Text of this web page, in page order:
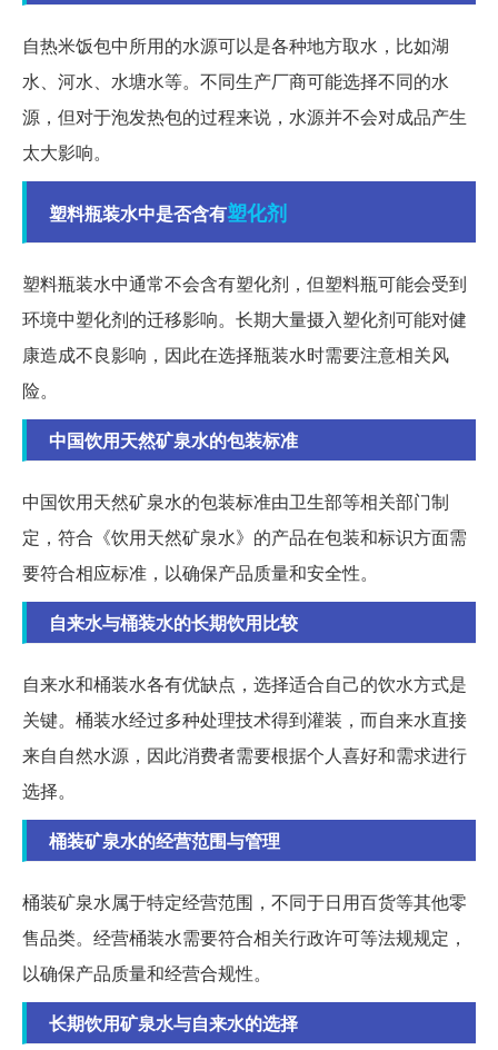
自热米饭包中所用的水源可以是各种地方取水，比如湖
水、河水、水塘水等。不同生产厂商可能选择不同的水
源，但对于泡发热包的过程来说，水源并不会对成品产生
太大影响。
塑料瓶装水中是否含有塑化剂
塑料瓶装水中通常不会含有塑化剂，但塑料瓶可能会受到
环境中塑化剂的迁移影响。长期大量摄入塑化剂可能对健
康造成不良影响，因此在选择瓶装水时需要注意相关风
险。
中国饮用天然矿泉水的包装标准
中国饮用天然矿泉水的包装标准由卫生部等相关部门制
定，符合《饮用天然矿泉水》的产品在包装和标识方面需
要符合相应标准，以确保产品质量和安全性。
自来水与桶装水的长期饮用比较
自来水和桶装水各有优缺点，选择适合自己的饮水方式是
关键。桶装水经过多种处理技术得到灌装，而自来水直接
来自自然水源，因此消费者需要根据个人喜好和需求进行
选择。
桶装矿泉水的经营范围与管理
桶装矿泉水属于特定经营范围，不同于日用百货等其他零
售品类。经营桶装水需要符合相关行政许可等法规规定，
以确保产品质量和经营合规性。
长期饮用矿泉水与自来水的选择